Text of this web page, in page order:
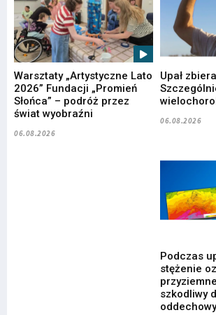
Warsztaty „Artystyczne Lato
2026” Fundacji „Promień
Słońca” – podróż przez
świat wyobraźni
06.08.2026
Upał
06.08.2026
Podczas
stężenie
szkodliwy